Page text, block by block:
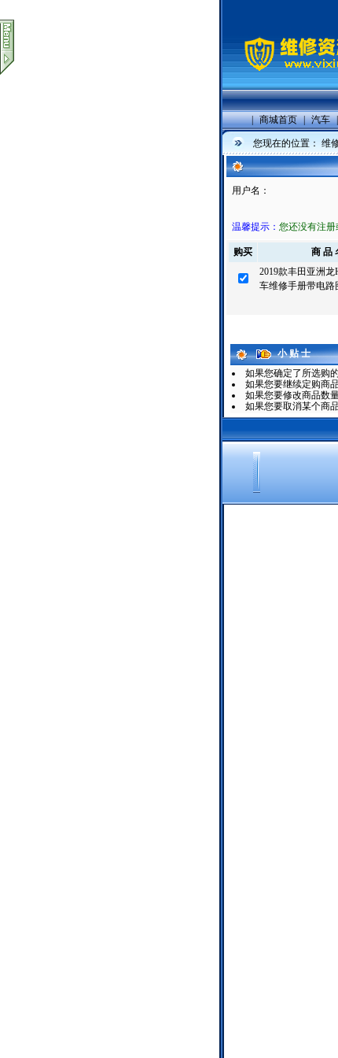
| 商城首页 | 汽车 |
您现在的位置： 维
用户名：
温馨提示： 您还没有注
购买 商 品
2019款丰田亚洲
车维修手册带电路
小 贴 士
如果您确定了所选购
如果您要继续定购商
如果您要修改商品数
如果您要取消某个商